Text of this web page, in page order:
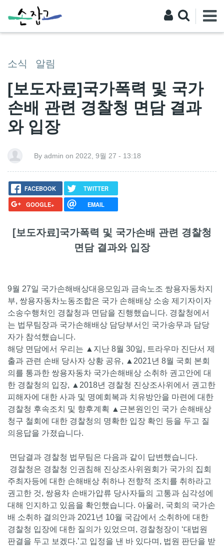
소식 알림
[보도자료]국가폭력 및 국가
손배 관련 경찰청 면담 결과
와 입장
By admin on 2022, 9월 27 - 13:18
FACEBOOK
TWITTER
GOOGLE+
EMAIL
[보도자료]국가폭력 및 국가손배 관련 경찰청
면담 결과와 입장
9월 27일 국가손해배상대응모임과 금속노조 쌍용자동차지
부, 쌍용자동차노동조합은 국가 손해배상 소송 제기자이자
소송수행처인 경찰청과 면담을 진행했습니다. 경찰청에서
는 법무팀장과 국가손해배상 담당부서인 국가송무과 담당
자가 참석했습니다.
해당 면담에서 우리는 ▲지난 8월 30일, 트라우마 진단서 제
출과 관련 손배 당사자 상황 공유, ▲2021년 8월 국회 본회
의를 통과한 쌍용자동차 국가손해배상 소취하 권고안에 대
한 경찰청의 입장, ▲2018년 경찰청 진상조사위에서 권고한
피해자에 대한 사과 및 명예회복과 치유방안을 마련에 대한
경찰청 후속조치 및 향후계획 ▲근본원인인 국가 손해배상
청구 철회에 대한 경찰청의 명확한 입장 확인 등을 두고 질
의응답을 가졌습니다.
면담결과 경찰청 법무팀은 다음과 같이 답변했습니다.
경찰청은 경찰청 인권침해 진상조사위원회가 국가의 집회
주최자등에 대한 손해배상 취하나 전향적 조치를 취하라고
권고한 것, 쌍용차 손배가압류 당사자들의 고통과 심각성에
대해 인지하고 있음을 확인했습니다. 아울러, 국회의 국가손
배 소취하 결의안과 2021년 10월 국감에서 소취하에 대한
경찰청 입장에 대한 질의가 있었으며, 경찰청장이 ‘대법원
판결을 두고 보겠다.’고 입정을 낸 바 있다며, 법원 판단을 받